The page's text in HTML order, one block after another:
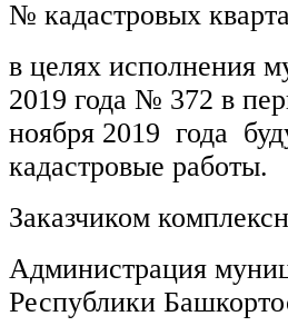
№ кадастровых
в целях исполнения
2019 года № 372 в
ноября 2019 года
кадастровые работы.
Заказчиком
Администрация
Республики